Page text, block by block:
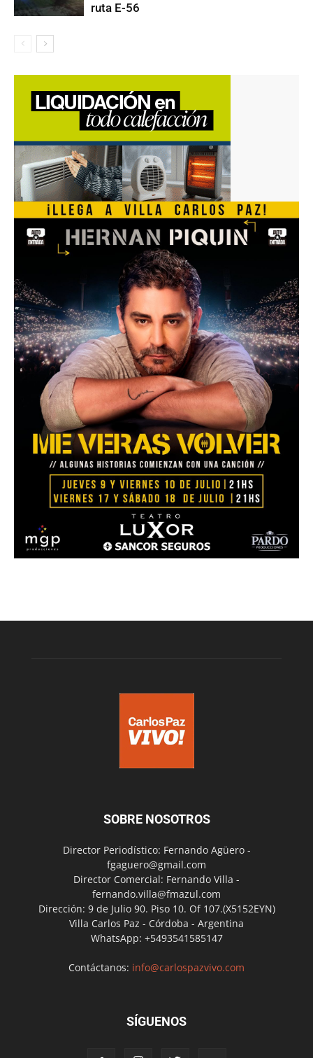
ruta E-56
SOBRE NOSOTROS
Director Periodístico: Fernando Agüero -
fgaguero@gmail.com
Director Comercial: Fernando Villa -
fernando.villa@fmazul.com
Dirección: 9 de Julio 90. Piso 10. Of 107.(X5152EYN)
Villa Carlos Paz - Córdoba - Argentina
WhatsApp: +5493541585147
Contáctanos: info@carlospazvivo.com
SÍGUENOS